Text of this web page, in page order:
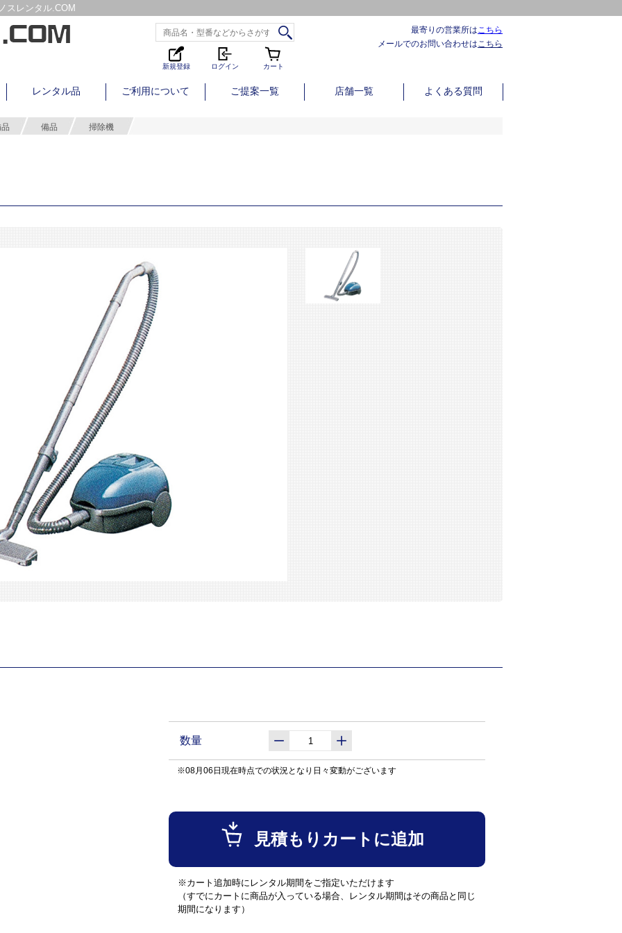
スレンタル.COM
新規登録 ログイン カート
最寄りの営業所はこちら
メールでのお問い合わせはこちら
レンタル品 ご利用について ご提案一覧 店舗一覧 よくある質問
備品 掃除機
数量
※08月06日現在時点での状況となり日々変動がございます
見積もりカートに追加
※カート追加時にレンタル期間をご指定いただけます
（すでにカートに商品が入っている場合、レンタル期間はその商品と同じ
期間になります）